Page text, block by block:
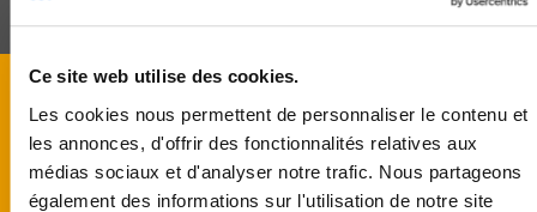
Ce site web utilise des cookies.
Les cookies nous permettent de personnaliser le contenu et
les annonces, d'offrir des fonctionnalités relatives aux
médias sociaux et d'analyser notre trafic. Nous partageons
également des informations sur l'utilisation de notre site